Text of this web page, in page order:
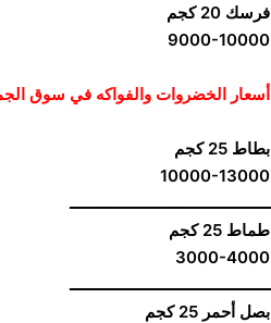
فرسك 20 كجم
9000-10000
أسعار الخضروات والفواكه في سوق الجملة
بطاط 25 كجم
10000-13000
ــــــــــــــــــــــــــــــــــــــــــــــ
طماط 25 كجم
3000-4000
ــــــــــــــــــــــــــــــــــــــــــــــ
بصل أحمر 25 كجم